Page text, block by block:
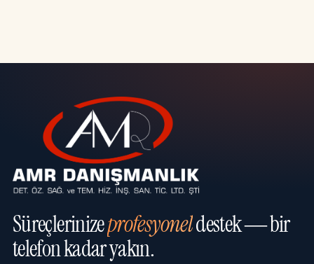
Süreçlerinizeprofesyoneldestek — bir
telefon kadar yakın.